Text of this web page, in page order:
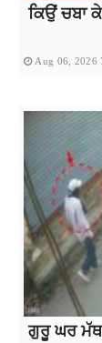
ਕਿਉਂ ਚਬਾ
Aug 06, 2026
ਗੁਰੂ ਘਰ